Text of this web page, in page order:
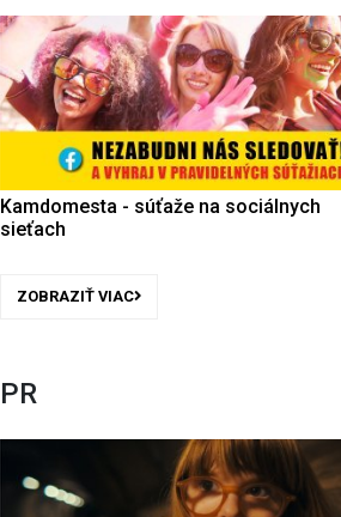
Kamdomesta - súťaže na sociálnych
sieťach
ZOBRAZIŤ VIAC
PR